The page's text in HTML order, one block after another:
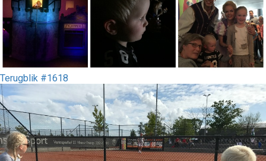
Terugblik #1618